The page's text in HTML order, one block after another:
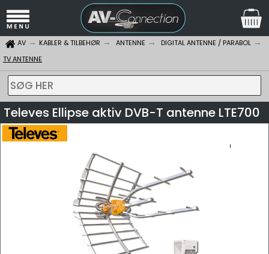
AV KABLER & TILBEHØR ANTENNE
DIGITAL ANTENNE / PARABOL
TV ANTENNE
SØG HER
Televes Ellipse aktiv DVB-T antenne LTE700